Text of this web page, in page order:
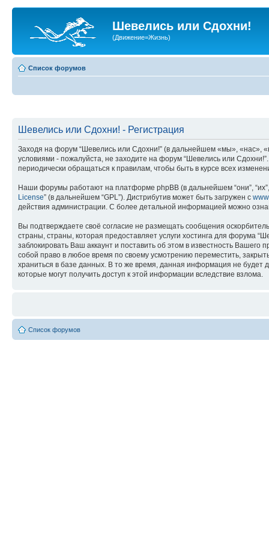
Шевелись или Сдохни!
(Движение=Жизнь)
Список форумов
Шевелись или Сдохни! - Регистрация
Заходя на форум “Шевелись или Сдохни!” (в дальнейшем «мы», «нас»,
условиями - пожалуйста, не заходите на форум “Шевелись или
периодически обращаться к правилам, чтобы быть в курсе всех
Наши форумы работают на платформе phpBB (в дальнейшем “они”, “их”,
License” (в дальнейшем “GPL”). Дистрибутив может быть загружен с
действия администрации. С более детальной информацией можно
Вы подтверждаете своё согласие не размещать сообщения
страны, страны, которая предоставляет услуги хостинга для форума
заблокировать Ваш аккаунт и поставить об этом в известность
собой право в любое время по своему усмотрению переместить,
храниться в базе данных. В то же время, данная информация не будет
которые могут получить доступ к этой информации вследствие взлома.
Список форумов